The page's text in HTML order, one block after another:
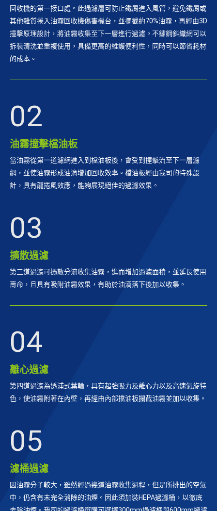
回收機的第一接口處。此過濾層可防止鐵屑進入風管，避免鐵屑或
其他雜質捲入油霧回收機傷害機台，並攔截約70%油霧，再經由3D
撞擊原理設計，將油霧收集至下一層進行過濾。不鏽鋼斜織網可以
拆裝清洗並重複使用，具備更高的維護便利性，同時可以節省耗材
的成本。
02
油霧撞擊檔油板
當油霧從第一道濾網進入到檔油板後，會受到撞擊流至下一層濾
網，並使油霧形成油滴增加回收效率。檔油板經由我司的特殊設
計，具有龍捲風效應，能夠展現絕佳的過濾效果。
03
擴散過濾
第三道過濾可擴散分流收集油霧，進而增加過濾面積，並延長使用
壽命，且具有吸附油霧效果，有助於油滴落下後加以收集。
04
離心過濾
第四道過濾為透浦式葉輪，具有超強吸力及離心力以及高速氣旋特
色，使油霧附著在內壁，再經由內部擋油板攔截油霧並加以收集。
05
濾桶過濾
因油霧分子較大，雖然經過幾道油霧收集過程，但是所排出的空氣
中，仍含有未完全消除的油煙。因此須加裝HEPA過濾桶，以徹底